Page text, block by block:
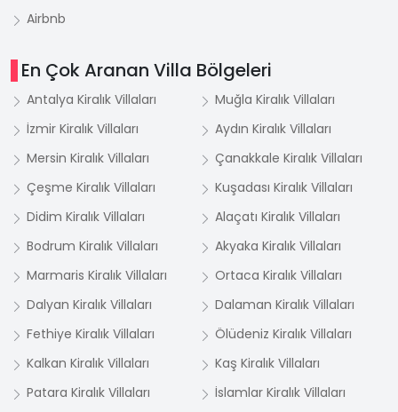
Airbnb
En Çok Aranan Villa Bölgeleri
Antalya Kiralık Villaları
Muğla Kiralık Villaları
İzmir Kiralık Villaları
Aydın Kiralık Villaları
Mersin Kiralık Villaları
Çanakkale Kiralık Villaları
Çeşme Kiralık Villaları
Kuşadası Kiralık Villaları
Didim Kiralık Villaları
Alaçatı Kiralık Villaları
Bodrum Kiralık Villaları
Akyaka Kiralık Villaları
Marmaris Kiralık Villaları
Ortaca Kiralık Villaları
Dalyan Kiralık Villaları
Dalaman Kiralık Villaları
Fethiye Kiralık Villaları
Ölüdeniz Kiralık Villaları
Kalkan Kiralık Villaları
Kaş Kiralık Villaları
Patara Kiralık Villaları
İslamlar Kiralık Villaları